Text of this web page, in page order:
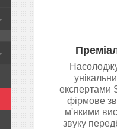
експертами
фірмове
м'якими
звуку